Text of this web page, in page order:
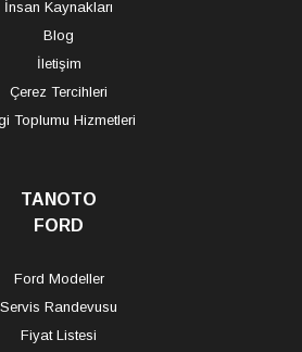
İnsan Kaynakları
Blog
İletişim
Çerez Tercihleri
Toplumu Hizmetleri
TANOTO
FORD
Ford Modeller
Servis Randevusu
Fiyat Listesi